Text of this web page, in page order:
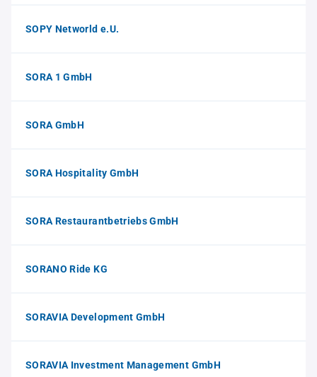
SOPY Networld e.U.
SORA 1 GmbH
SORA GmbH
SORA Hospitality GmbH
SORA Restaurantbetriebs GmbH
SORANO Ride KG
SORAVIA Development GmbH
SORAVIA Investment Management GmbH